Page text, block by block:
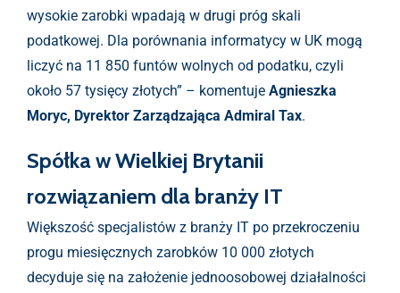
wysokie zarobki wpadają w drugi próg skali
podatkowej. Dla porównania informatycy w UK mogą
liczyć na 11 850 funtów wolnych od podatku, czyli
około 57 tysięcy złotych” – komentuje Agnieszka
Moryc, Dyrektor Zarządzająca Admiral Tax.
Spółka w Wielkiej Brytanii
rozwiązaniem dla branży IT
Większość specjalistów z branży IT po przekroczeniu
progu miesięcznych zarobków 10 000 złotych
decyduje się na założenie jednoosobowej działalności